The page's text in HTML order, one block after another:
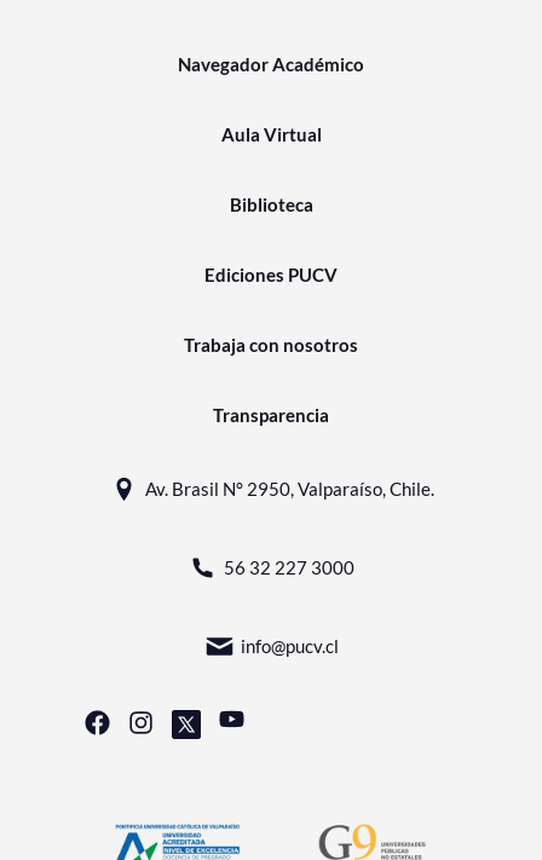
Navegador Académico
Aula Virtual
Biblioteca
Ediciones PUCV
Trabaja con nosotros
Transparencia
Av. Brasil N° 2950, Valparaíso, Chile.
56 32 227 3000
info@pucv.cl